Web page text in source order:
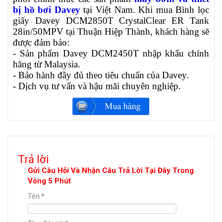
bị hồ bơi Daveytại Việt Nam. Khi mua Bình lọc
giấy Davey DCM2850T CrystalClear ER Tank
28in/50MPV tại Thuận Hiệp Thành, khách hàng sẽ
được đảm bảo:
- Sản phẩm Davey DCM2450T nhập khẩu chính
hãng từ Malaysia.
- Bảo hành đầy đủ theo tiêu chuẩn của Davey.
- Dịch vụ tư vấn và hậu mãi chuyên nghiệp.
Trả lời
Gửi Câu Hỏi Và Nhận Câu Trả Lời Tại Đây Trong
Vòng 5 Phút
Tên *